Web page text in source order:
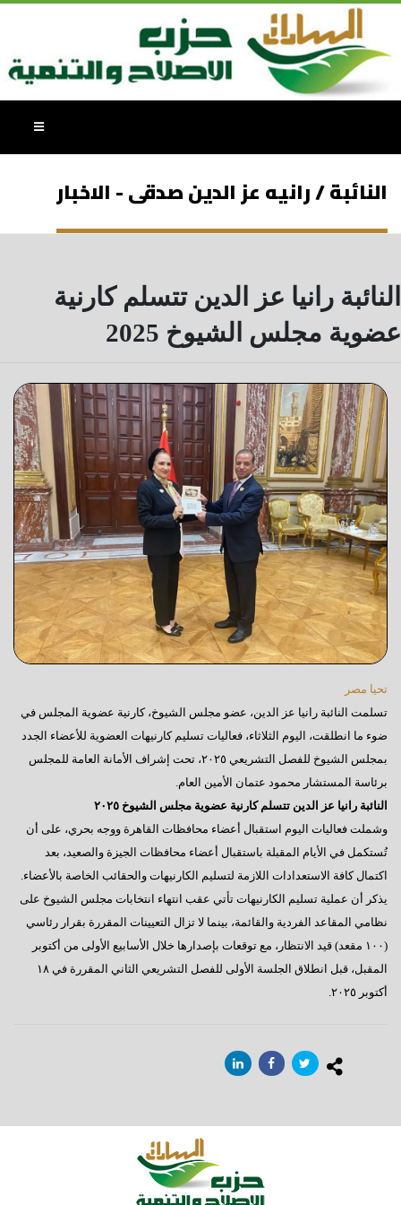
النائبة / رانيه عز الدين صدقى - الاخبار
النائبة رانيا عز الدين تتسلم كارنية
عضوية مجلس الشيوخ 2025
تحيا مصر
تسلمت النائبة رانيا عز الدين، عضو مجلس الشيوخ، كارنية عضوية المجلس في
ضوء ما انطلقت، اليوم الثلاثاء، فعاليات تسليم كارنيهات العضوية للأعضاء الجدد
بمجلس الشيوخ للفصل التشريعي ٢٠٢٥، تحت إشراف الأمانة العامة للمجلس
برئاسة المستشار محمود عتمان الأمين العام.
النائبة رانيا عز الدين تتسلم كارنية عضوية مجلس الشيوخ ٢٠٢٥
وشملت فعاليات اليوم استقبال أعضاء محافظات القاهرة ووجه بحري، على أن
تُستكمل في الأيام المقبلة باستقبال أعضاء محافظات الجيزة والصعيد، بعد
اكتمال كافة الاستعدادات اللازمة لتسليم الكارنيهات والحقائب الخاصة بالأعضاء.
يذكر أن عملية تسليم الكارنيهات تأتي عقب انتهاء انتخابات مجلس الشيوخ على
نظامي المقاعد الفردية والقائمة، بينما لا تزال التعيينات المقررة بقرار رئاسي
(١٠٠ مقعد) قيد الانتظار، مع توقعات بإصدارها خلال الأسابيع الأولى من أكتوبر
المقبل، قبل انطلاق الجلسة الأولى للفصل التشريعي الثاني المقررة في ١٨
أكتوبر ٢٠٢٥.